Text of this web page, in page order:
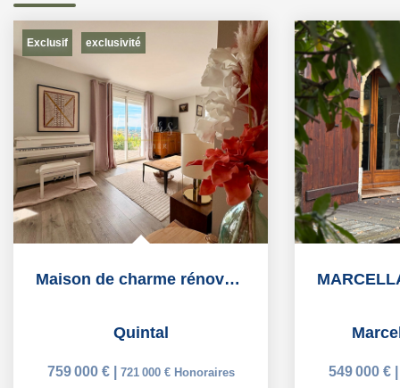
Exclusif exclusivité
Maison de charme rénovée avec piscine et panorama...
Quintal
759 000 € 721 000 € Honoraires
549 000 €